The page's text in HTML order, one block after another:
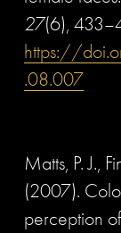
27
https://
.08.007
Matts, P. J.,
(2007).
perception